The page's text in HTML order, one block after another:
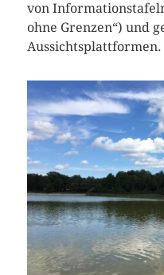
von
ohne Grenzen“) und
Aussichtsplattformen.